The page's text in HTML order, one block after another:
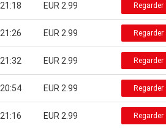
21:18 EUR 2.99 Regarder
21:26 EUR 2.99 Regarder
21:32 EUR 2.99 Regarder
20:54 EUR 2.99 Regarder
21:16 EUR 2.99 Regarder